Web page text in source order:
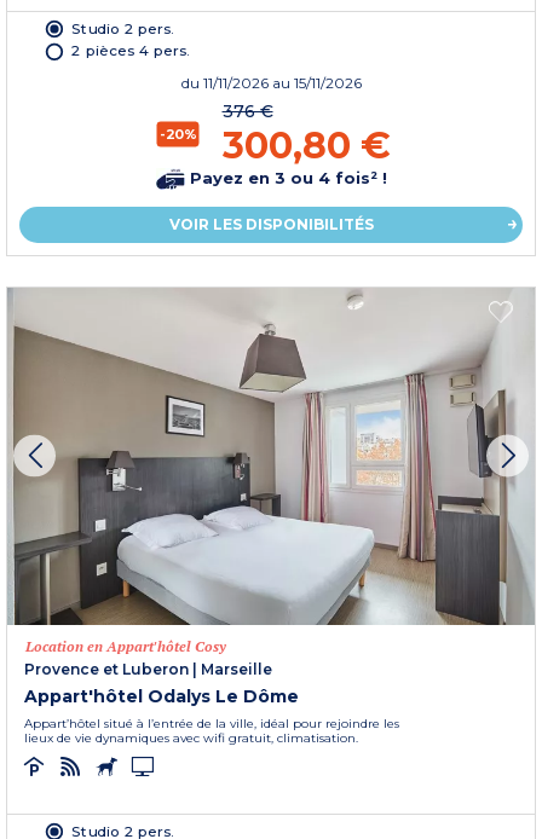
Studio 2 pers.
2 pièces 4 pers.
du 11/11/2026 au 15/11/2026
-20%
376 €
300,80 €
Payez en 3 ou 4 fois² !
VOIR LES DISPONIBILITÉS
Location en Appart'hôtel Cosy
Provence et Luberon | Marseille
Appart'hôtel Odalys Le Dôme
Appart’hôtel situé à l’entrée de la ville, idéal pour rejoindre les
lieux de vie dynamiques avec wifi gratuit, climatisation.
Studio 2 pers.